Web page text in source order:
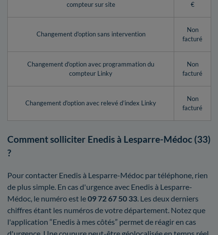
compteur sur site
€
Changement d'option sans intervention
Non
facturé
Changement d'option avec programmation du
compteur Linky
Non
facturé
Changement d'option avec relevé d’index Linky
Non
facturé
Comment solliciter Enedis à Lesparre-Médoc (33)
?
Pour contacter Enedis à Lesparre-Médoc par téléphone, rien
de plus simple. En cas d'urgence avec Enedis à Lesparre-
Médoc, le numéro est le09 72 67 50 33 . Les deux derniers
chiffres étant les numéros de votre département. Notez que
l'application “Enedis à mes côtés” permet de réagir en cas
d'urgence. Une coupure peut-être géolocalisée en temps réel